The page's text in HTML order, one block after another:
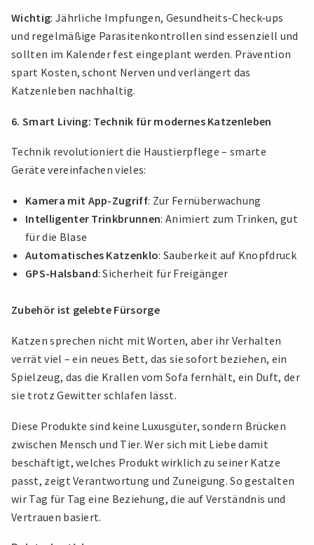
Wichtig: Jährliche Impfungen, Gesundheits-Check-ups
und regelmäßige Parasitenkontrollen sind essenziell und
sollten im Kalender fest eingeplant werden. Prävention
spart Kosten, schont Nerven und verlängert das
Katzenleben nachhaltig.
6. Smart Living: Technik für modernes Katzenleben
Technik revolutioniert die Haustierpflege – smarte
Geräte vereinfachen vieles:
Kamera mit App-Zugriff: Zur Fernüberwachung
Intelligenter Trinkbrunnen: Animiert zum Trinken, gut
für die Blase
Automatisches Katzenklo: Sauberkeit auf Knopfdruck
GPS-Halsband: Sicherheit für Freigänger
Zubehör ist gelebte Fürsorge
Katzen sprechen nicht mit Worten, aber ihr Verhalten
verrät viel – ein neues Bett, das sie sofort beziehen, ein
Spielzeug, das die Krallen vom Sofa fernhält, ein Duft, der
sie trotz Gewitter schlafen lässt.
Diese Produkte sind keine Luxusgüter, sondern Brücken
zwischen Mensch und Tier. Wer sich mit Liebe damit
beschäftigt, welches Produkt wirklich zu seiner Katze
passt, zeigt Verantwortung und Zuneigung. So gestalten
wir Tag für Tag eine Beziehung, die auf Verständnis und
Vertrauen basiert.